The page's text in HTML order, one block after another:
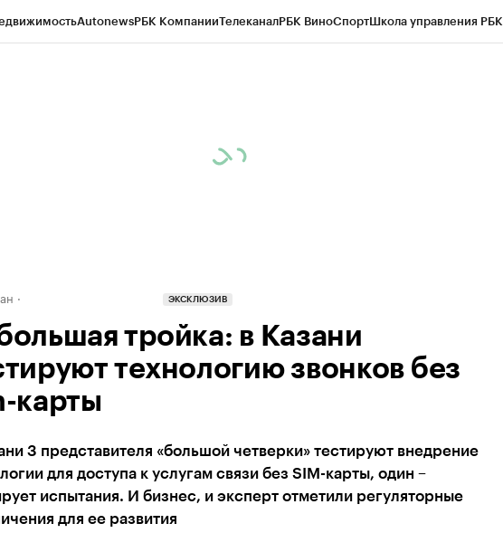
AutonewsРБК КомпанииТелеканалРБК ВиноСпортШкола управления РБК
ЭКСКЛЮЗИВ
тройка: в Казани
технологию звонков без
карты
3 представителя «большой четверки» тестируют внедрение
для доступа к услугам связи без SIM-карты, один –
испытания. И бизнес, и эксперт отметили регуляторные
для ее развития